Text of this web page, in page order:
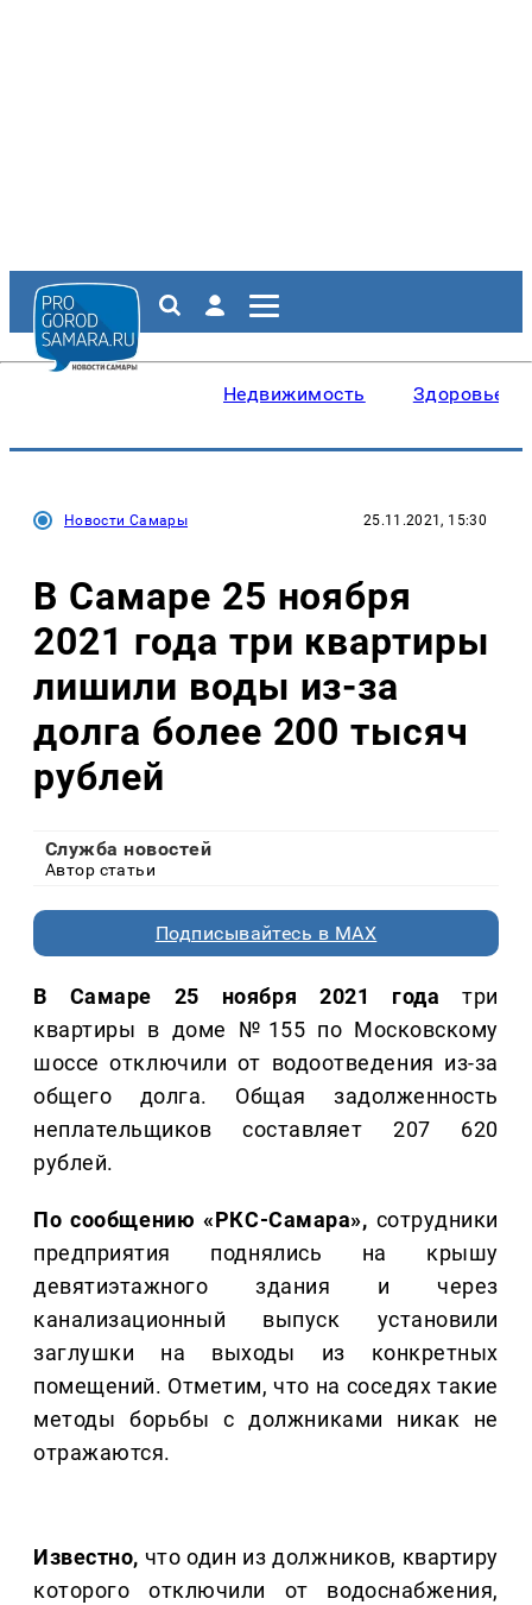
Недвижимость Здоровье
Новости Самары 25.11.2021, 15:30
В Самаре 25 ноября
2021 года три квартиры
лишили воды из-за
долга более 200 тысяч
рублей
Служба новостей
Автор статьи
Подписывайтесь в MAX
В Самаре 25 ноября 2021 годатри
квартиры в доме №155 по Московскому
шоссе отключили от водоотведения из-за
общего долга. Общая задолженность
неплательщиков составляет 207 620
рублей.
По сообщению «РКС-Самара», сотрудники
предприятия поднялись на крышу
девятиэтажного здания и через
канализационный выпуск установили
заглушки на выходы из конкретных
помещений. Отметим, что на соседях такие
методы борьбы с должниками никак не
отражаются.
Известно, что один из должников, квартиру
которого отключили от водоснабжения,